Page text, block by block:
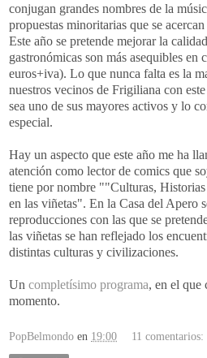
conjugan grandes nombres de la
propuestas minoritarias que se
Este año se pretende mejorar la
gastronómicas son más asequibles en
euros+iva). Lo que nunca falta es la
nuestros vecinos de Frigiliana con
sea uno de sus mayores activos y lo
especial.
Hay un aspecto que este año me ha
atención como lector de comics que
tiene por nombre ""Culturas,
en las viñetas". En la Casa del Apero
reproducciones con las que se
las viñetas se han reflejado los
distintas culturas y civilizaciones.
Un completísimo programa, en el que
momento.
PopBelmondo en 19:00 11 comentarios: